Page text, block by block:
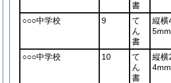
書
○○○中学校 9
て
ん
書
縦横
5mm
○○○中学校 10
て
ん
書
縦横
4mm